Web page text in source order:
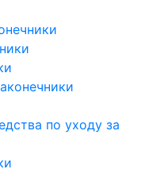
по уходу за